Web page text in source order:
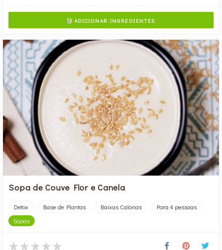
ADICIONAR INGREDIENTES
Sopa de Couve Flor e Canela
Detox Base de Plantas Baixas Calorias
Para 4 pessoas
Sopas